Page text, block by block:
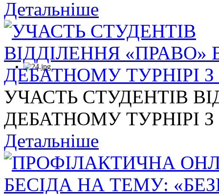
Детальніше
УЧАСТЬ СТУДЕНТІВ
ДЕБАТНОМУ ТУРНІРІ З
Детальніше